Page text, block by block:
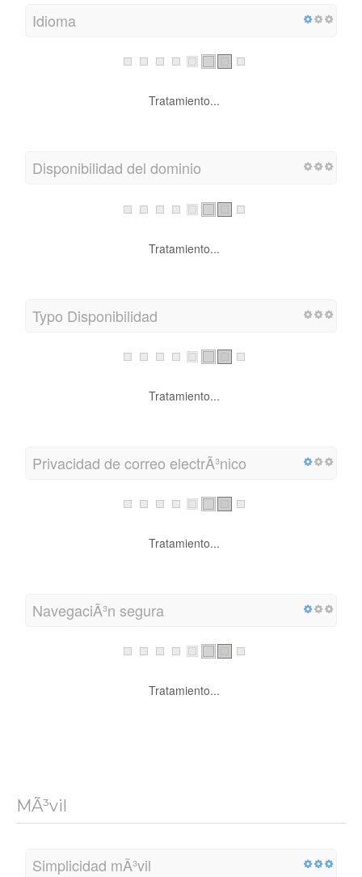
Idioma
Tratamiento...
Disponibilidad del dominio
Tratamiento...
Typo Disponibilidad
Tratamiento...
Privacidad de correo electrÃ³nico
Tratamiento...
NavegaciÃ³n segura
Tratamiento...
MÃ³vil
Simplicidad mÃ³vil